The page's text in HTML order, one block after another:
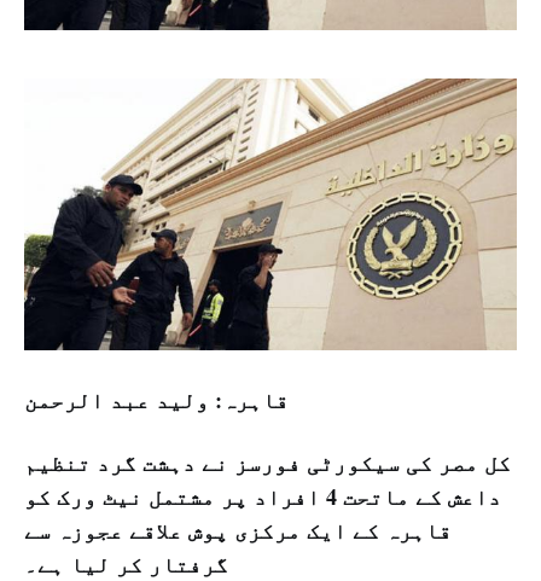
قاہرہ: وليد عبد الرحمن
کل مصر کی سیکورٹی فورسز نے دہشت گرد تنظیم
داعش کے ماتحت 4 افراد پر مشتمل نیٹ ورک کو
قاہرہ کے ایک مرکزی پوش علاقے عجوزہ سے
گرفتار کر لیا ہے۔